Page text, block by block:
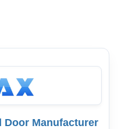
Door Manufacturer